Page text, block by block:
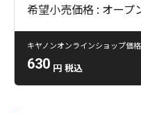
希望小売価格 : オープ
キヤノンオンラインショップ価格
630 円 税込